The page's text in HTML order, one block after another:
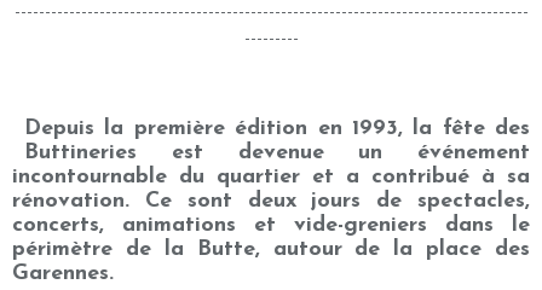
_____________________________________________________________________________________
_________
Depuis la première édition en 1993, la fête des
Buttineries est devenue un événement
incontournable du quartier et a contribué à sa
rénovation. Ce sont deux jours de spectacles,
concerts, animations et vide-greniers dans le
périmètre de la Butte, autour de la place des
Garennes.